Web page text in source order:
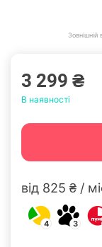
Зовнішній
3 299 ₴
В наявності
від 825 ₴ /
4 3